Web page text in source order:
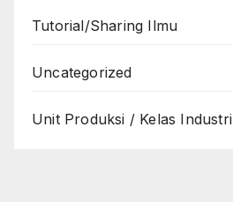
Tutorial/Sharing Ilmu
Uncategorized
Unit Produksi / Kelas Industri